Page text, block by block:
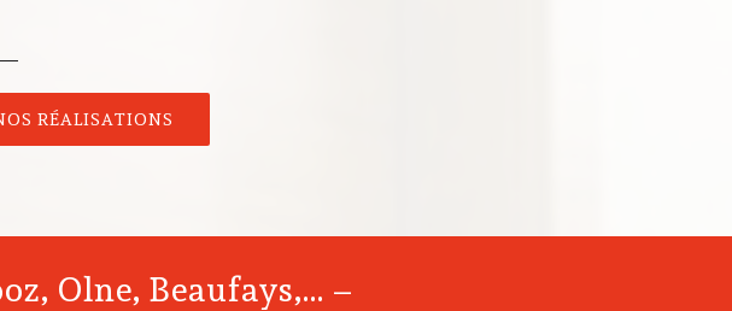
RÉALISATIONS
Olne, Beaufays,… –